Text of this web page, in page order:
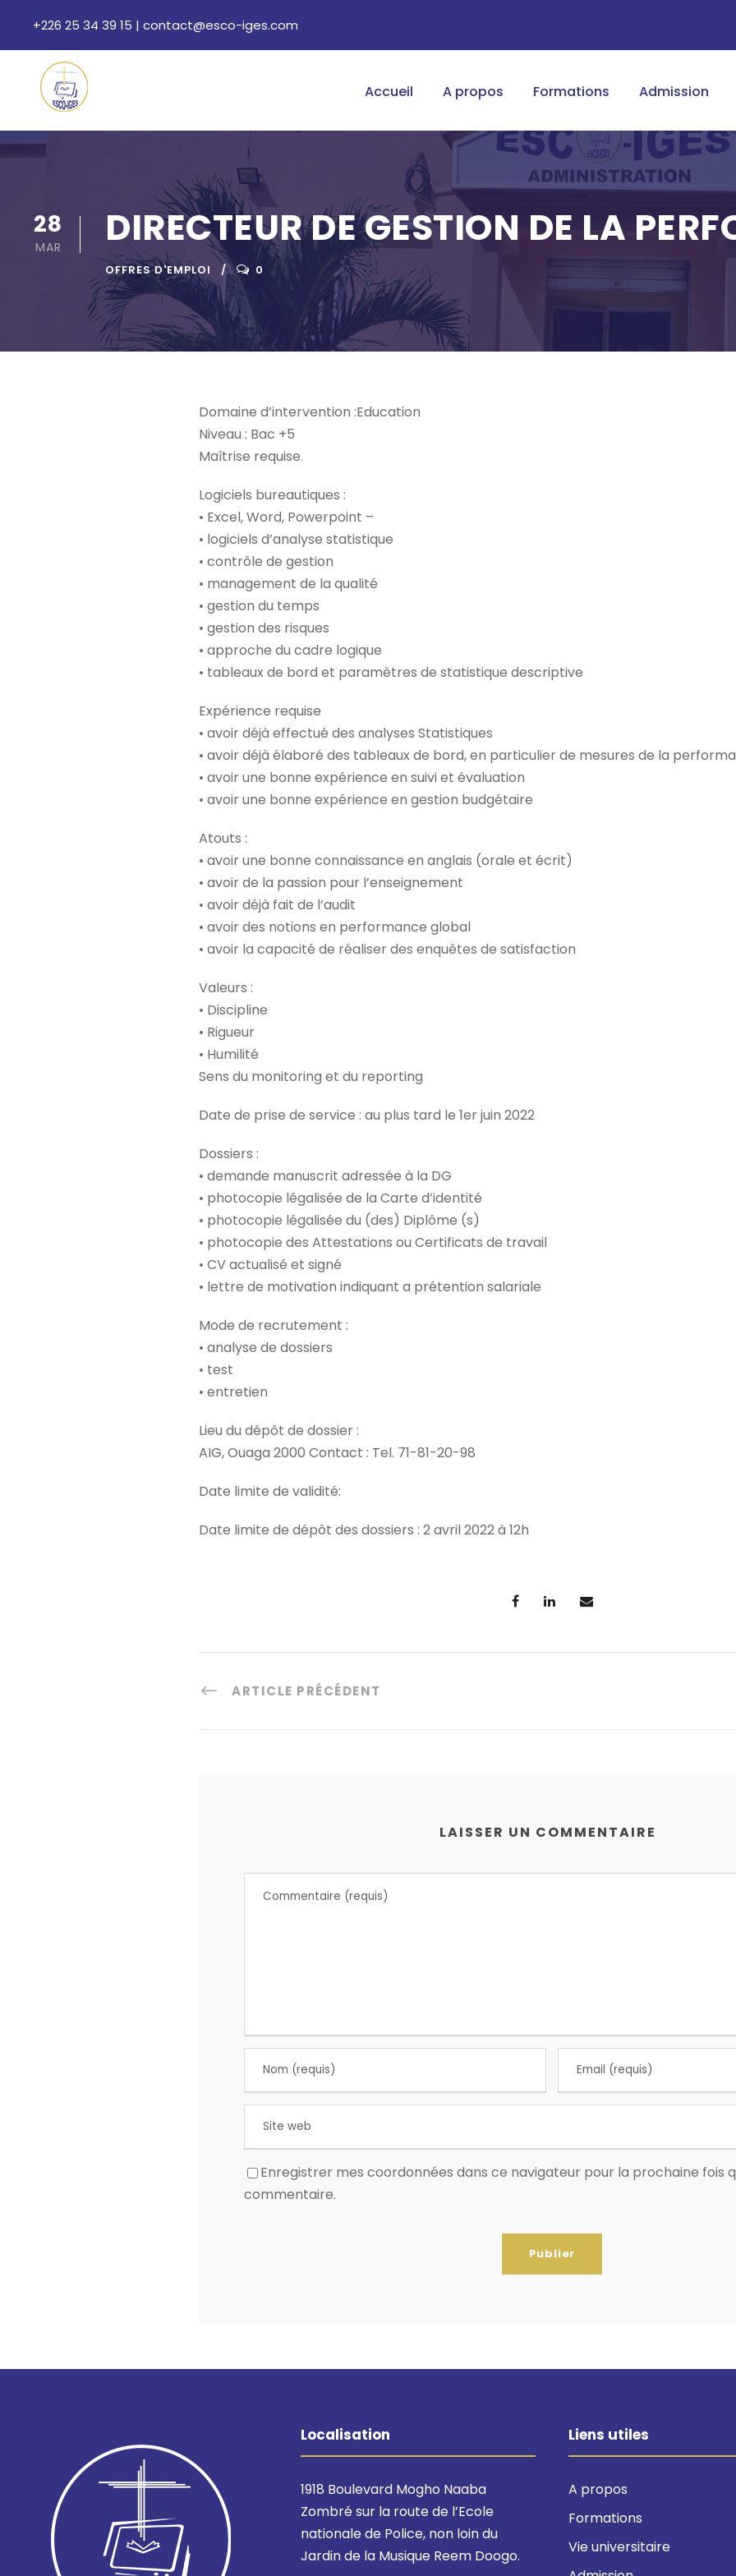
+226 25 34 39 15 | contact@esco-iges.com
Accueil A propos Formations Admission
28
MAR DIRECTEUR DE GESTION DE LA
OFFRES D'EMPLOI 0
Domaine d’intervention :Education
Niveau : Bac +5
Maîtrise requise.
Logiciels bureautiques :
• Excel, Word, Powerpoint –
• logiciels d’analyse statistique
• contrôle de gestion
• management de la qualité
• gestion du temps
• gestion des risques
• approche du cadre logique
• tableaux de bord et paramètres de statistique descriptive
Expérience requise
• avoir déjà effectué des analyses Statistiques
• avoir déjà élaboré des tableaux de bord, en particulier de mesures de la
• avoir une bonne expérience en suivi et évaluation
• avoir une bonne expérience en gestion budgétaire
Atouts :
• avoir une bonne connaissance en anglais (orale et écrit)
• avoir de la passion pour l’enseignement
• avoir déjà fait de l’audit
• avoir des notions en performance global
• avoir la capacité de réaliser des enquêtes de satisfaction
Valeurs :
• Discipline
• Rigueur
• Humilité
Sens du monitoring et du reporting
Date de prise de service : au plus tard le 1er juin 2022
Dossiers :
• demande manuscrit adressée à la DG
• photocopie légalisée de la Carte d’identité
• photocopie légalisée du (des) Diplôme (s)
• photocopie des Attestations ou Certificats de travail
• CV actualisé et signé
• lettre de motivation indiquant a prétention salariale
Mode de recrutement :
• analyse de dossiers
• test
• entretien
Lieu du dépôt de dossier :
AIG, Ouaga 2000 Contact : Tel. 71-81-20-98
Date limite de validité:
Date limite de dépôt des dossiers : 2 avril 2022 à 12h
ARTICLE PRÉCÉDENT
LAISSER UN COMMENTAIRE
Enregistrer mes coordonnées dans ce navigateur pour la prochaine fois
commentaire.
Localisation
1918 Boulevard Mogho Naaba
Zombré sur la route de l’Ecole
nationale de Police, non loin du
Jardin de la Musique Reem Doogo.
Liens utiles
A propos
Formations
Vie universitaire